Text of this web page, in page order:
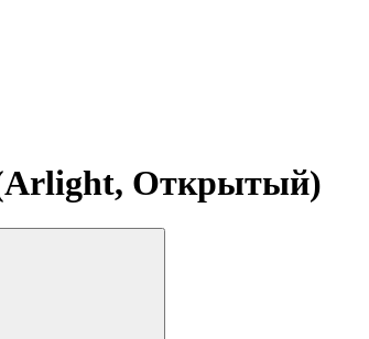
(Arlight, Открытый)